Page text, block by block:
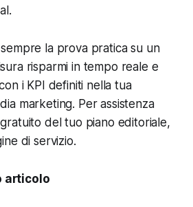
la prova pratica su un
risparmi in tempo reale e
i KPI definiti nella tua
marketing. Per assistenza
del tuo piano editoriale,
di servizio.
articolo